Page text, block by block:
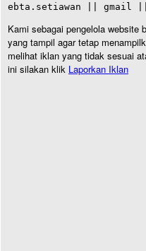
ebta.setiawan || gmail ||
Kami sebagai pengelola website
yang tampil agar tetap
melihat iklan yang tidak sesuai
ini silakan klik Laporkan Iklan